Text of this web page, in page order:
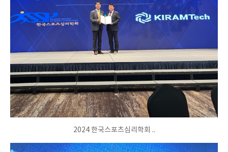
2024 한국스포츠심리학회 ..